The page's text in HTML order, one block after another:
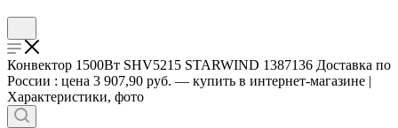
Конвектор 1500Вт SHV5215 STARWIND 1387136 Доставка по
России : цена 3 907,90 руб. — купить в интернет-магазине |
Характеристики, фото